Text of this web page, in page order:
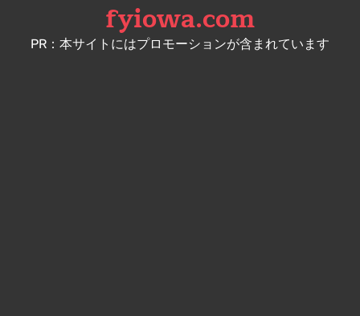
content
fyiowa.com
PR：本サイトにはプロモーションが含まれています